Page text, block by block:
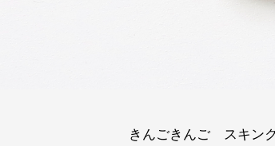
きんごきんご スキン